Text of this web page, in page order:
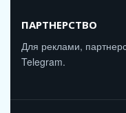
ПАРТНЕРСТВО
Для реклами,
Telegram.